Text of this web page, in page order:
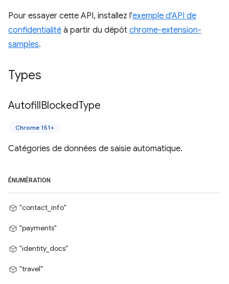
Pour essayer cette API, installez l'exemple d'API de
confidentialité à partir du dépôt chrome-extension-
samples.
Types
AutofillBlockedType
Chrome 151+
Catégories de données de saisie automatique.
ÉNUMÉRATION
"contact_info"
"payments"
"identity_docs"
"travel"